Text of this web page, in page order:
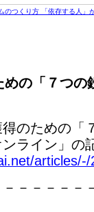
のつくり方 「依存する人
の「７つの
ための「
イン」の
articles/-/
－－－－－